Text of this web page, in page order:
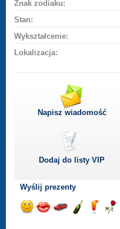
Znak zodiaku:
Stan:
Wykształcenie:
Lokalizacja:
Napisz wiadomość
Dodaj do listyVIP
Wyślij prezenty